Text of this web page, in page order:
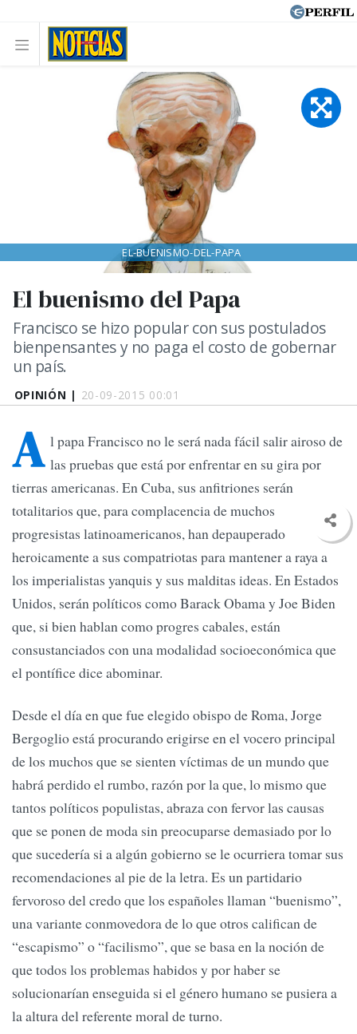
OPINIÓN | 20-09-2015 00:01
El buenismo del Papa
Francisco se hizo popular con sus postulados
bienpensantes y no paga el costo de gobernar
un país.
EL-BUENISMO-DEL-PAPA
A l papa Francisco no le será nada fácil salir airoso de
las pruebas que está por enfrentar en su gira por
tierras americanas. En Cuba, sus anfitriones serán
totalitarios que, para complacencia de muchos
progresistas latinoamericanos, han depauperado
heroicamente a sus compatriotas para mantener a raya a
los imperialistas yanquis y sus malditas ideas. En Estados
Unidos, serán políticos como Barack Obama y Joe Biden
que, si bien hablan como progres cabales, están
consustanciados con una modalidad socioeconómica que
el pontífice dice abominar.
Desde el día en que fue elegido obispo de Roma, Jorge
Bergoglio está procurando erigirse en el vocero principal
de los muchos que se sienten víctimas de un mundo que
habrá perdido el rumbo, razón por la que, lo mismo que
tantos políticos populistas, abraza con fervor las causas
que se ponen de moda sin preocuparse demasiado por lo
que sucedería si a algún gobierno se le ocurriera tomar sus
recomendaciones al pie de la letra. Es un partidario
fervoroso del credo que los españoles llaman “buenismo”,
una variante conmovedora de lo que otros califican de
“escapismo” o “facilismo”, que se basa en la noción de
que todos los problemas habidos y por haber se
solucionarían enseguida si el género humano se pusiera a
la altura del referente moral de turno.